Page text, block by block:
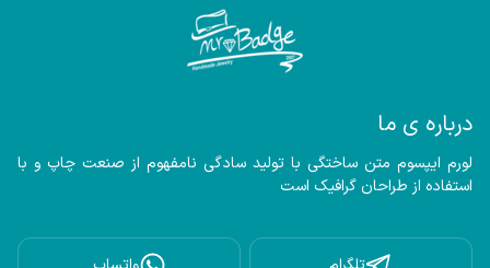
درباره ی ما
استفاده از طراحان گرافیک است